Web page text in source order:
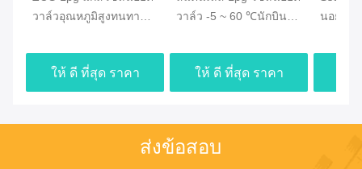
วาล์วอุณหภูมิสูงทนทาน
สำหรับก๊าซ 1/4 ''
ให้ ดี ที่สุด ราคา
วาล์ว -5 ~ 60 ℃นักบิน
ให้ ดี ที่สุด ราคา
นอยด์ว
แก๊ส 1/
ส่งข้อสอบ